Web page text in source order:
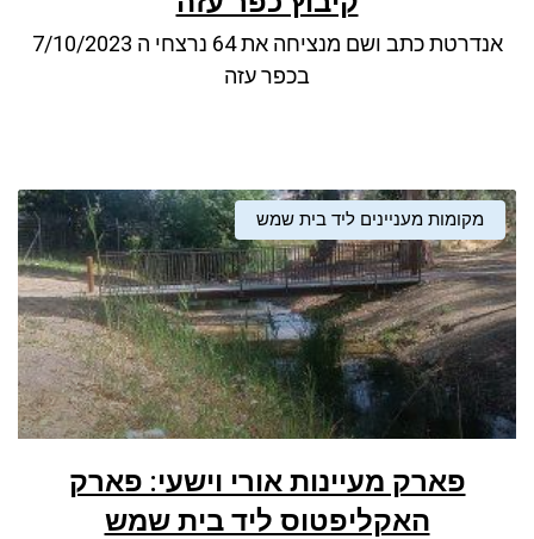
font_download סמן קישורים
אנדרטת כתב ושם מנציחה את 64 נרצחי ה 7/10/2023
בכפר עזה
מקומות מעניינים ליד בית שמש
פארק מעיינות אורי וישעי: פארק
האקליפטוס ליד בית שמש